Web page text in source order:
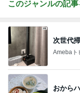
Amebaト
遠藤の
Amebaト